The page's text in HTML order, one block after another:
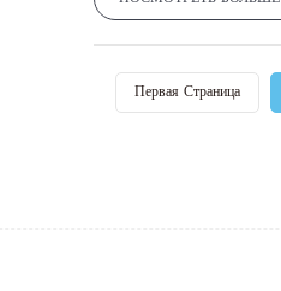
Первая Страница